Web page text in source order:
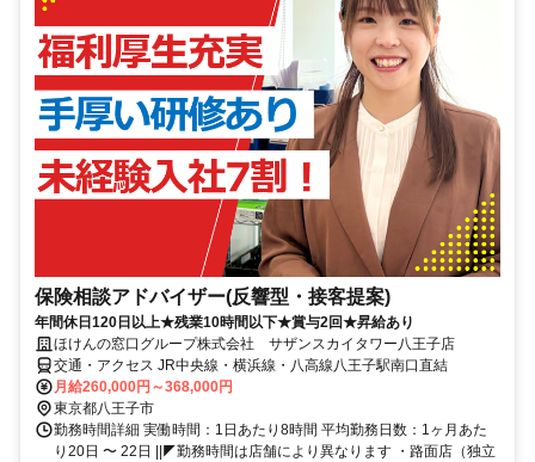
保険相談アドバイザー(反響型・接客提案)
年間休日120日以上★残業10時間以下★賞与2回★昇給あり
ほけんの窓口グループ株式会社 サザンスカイタワー八王子店
交通・アクセス JR中央線・横浜線・八高線八王子駅南口直結
月給260,000円～368,000円
東京都八王子市
勤務時間詳細 実働時間：1日あたり8時間 平均勤務日数：1ヶ月あた
り20日 〜 22日 ||◤勤務時間は店舗により異なります ・路面店（独立